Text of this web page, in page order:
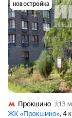
новостройка
Прокшино
13
ЖК «Прокшино», 4